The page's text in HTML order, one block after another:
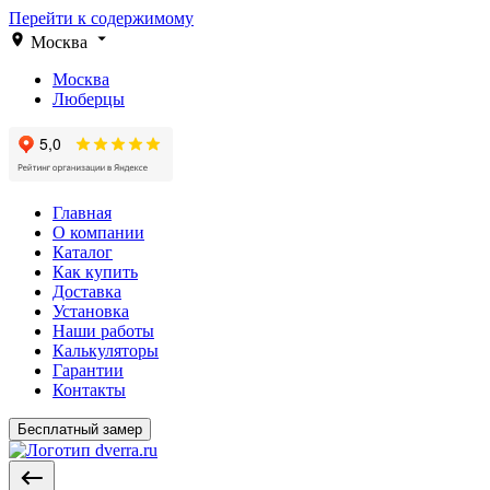
Перейти к содержимому
Москва
Москва
Люберцы
Главная
О компании
Каталог
Как купить
Доставка
Установка
Наши работы
Калькуляторы
Гарантии
Контакты
Бесплатный замер